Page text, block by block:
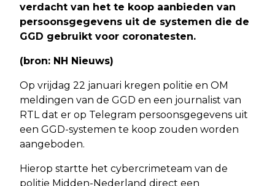
verdacht van het te koop aanbieden van
persoonsgegevens uit de systemen die de
GGD gebruikt voor coronatesten.
(bron: NH Nieuws)
Op vrijdag 22 januari kregen politie en OM
meldingen van de GGD en een journalist van
RTL dat er op Telegram persoonsgegevens uit
een GGD-systemen te koop zouden worden
aangeboden.
Hierop startte het cybercrimeteam van de
politie Midden-Nederland direct een